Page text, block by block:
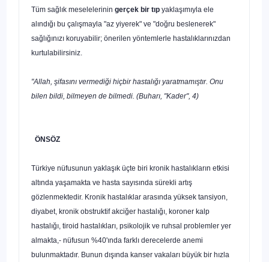
Tüm sağlık meselelerinin gerçek bir tıp yaklaşımıyla ele
alındığı bu çalışmayla "az yiyerek" ve "doğru beslenerek"
sağlığınızı koruyabilir; önerilen yöntemlerle hastalıklarınızdan
kurtulabilirsiniz.
"Allah, şifasını vermediği hiçbir hastalığı yaratmamıştır. Onu
bilen bildi, bilmeyen de bilmedi. (Buharı, "Kader", 4)
ÖNSÖZ
Türkiye nüfusunun yaklaşık üçte biri kronik hastalıkların etkisi
altında yaşamakta ve hasta sayısında sürekli artış
gözlenmektedir. Kronik hastalık­lar arasında yüksek tansiyon,
diyabet, kronik obstruktif akciğer hastalığı, koroner kalp
hastalığı, tiroid hastalıkları, psikolojik ve ruhsal problemler yer
almakta,- nüfusun %40'ında farklı derecelerde anemi
bulunmaktadır. Bunun dışında kanser vakaları büyük bir hızla